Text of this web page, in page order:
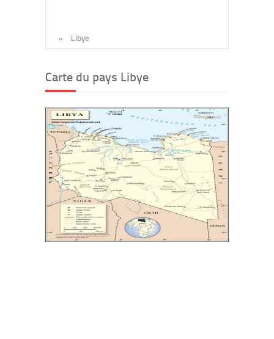
» Libye
Carte du pays Libye